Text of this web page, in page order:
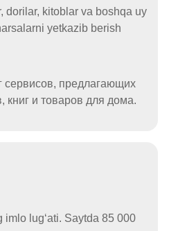
dorilar, kitoblar va boshqa uy
yetkazib berish
сервисов, предлагающих
книг и товаров для дома.
imlo lugʻati. Saytda 85 000